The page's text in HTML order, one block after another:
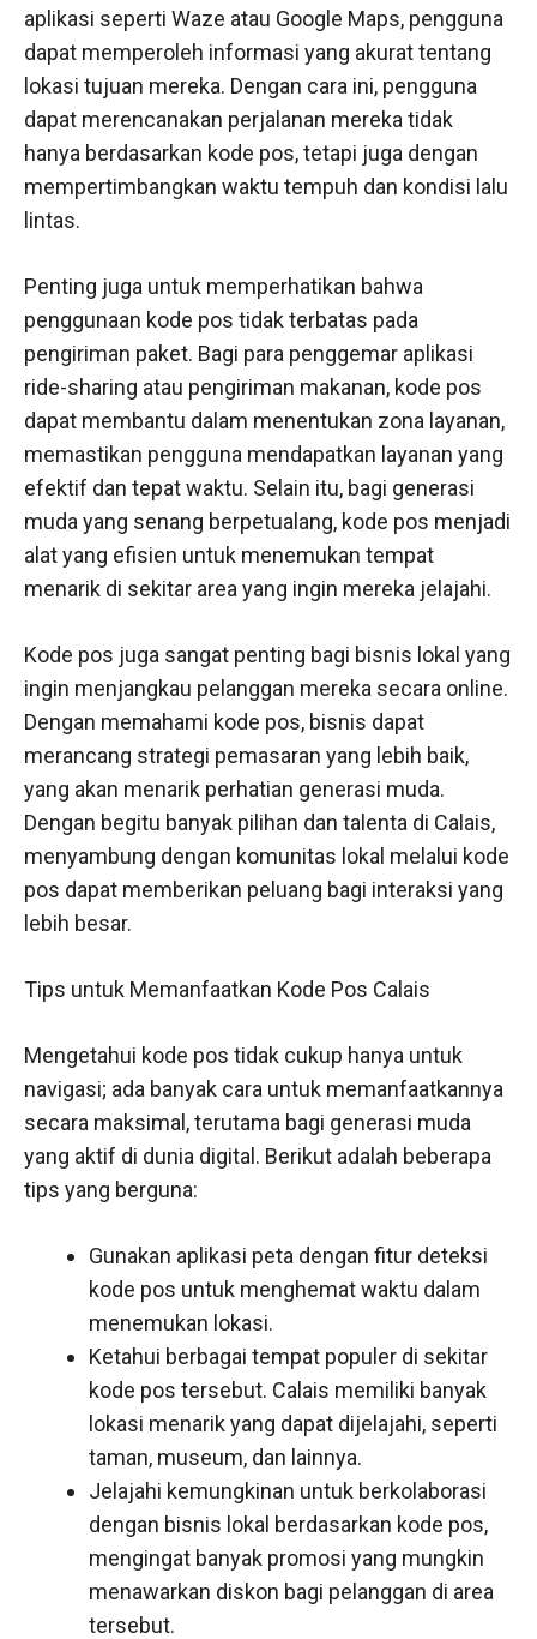
aplikasi seperti Waze atau Google Maps, pengguna
dapat memperoleh informasi yang akurat tentang
lokasi tujuan mereka. Dengan cara ini, pengguna
dapat merencanakan perjalanan mereka tidak
hanya berdasarkan kode pos, tetapi juga dengan
mempertimbangkan waktu tempuh dan kondisi lalu
lintas.
Penting juga untuk memperhatikan bahwa
penggunaan kode pos tidak terbatas pada
pengiriman paket. Bagi para penggemar aplikasi
ride-sharing atau pengiriman makanan, kode pos
dapat membantu dalam menentukan zona layanan,
memastikan pengguna mendapatkan layanan yang
efektif dan tepat waktu. Selain itu, bagi generasi
muda yang senang berpetualang, kode pos menjadi
alat yang efisien untuk menemukan tempat
menarik di sekitar area yang ingin mereka jelajahi.
Kode pos juga sangat penting bagi bisnis lokal yang
ingin menjangkau pelanggan mereka secara online.
Dengan memahami kode pos, bisnis dapat
merancang strategi pemasaran yang lebih baik,
yang akan menarik perhatian generasi muda.
Dengan begitu banyak pilihan dan talenta di Calais,
menyambung dengan komunitas lokal melalui kode
pos dapat memberikan peluang bagi interaksi yang
lebih besar.
Tips untuk Memanfaatkan Kode Pos Calais
Mengetahui kode pos tidak cukup hanya untuk
navigasi; ada banyak cara untuk memanfaatkannya
secara maksimal, terutama bagi generasi muda
yang aktif di dunia digital. Berikut adalah beberapa
tips yang berguna:
Gunakan aplikasi peta dengan fitur deteksi
kode pos untuk menghemat waktu dalam
menemukan lokasi.
Ketahui berbagai tempat populer di sekitar
kode pos tersebut. Calais memiliki banyak
lokasi menarik yang dapat dijelajahi, seperti
taman, museum, dan lainnya.
Jelajahi kemungkinan untuk berkolaborasi
dengan bisnis lokal berdasarkan kode pos,
mengingat banyak promosi yang mungkin
menawarkan diskon bagi pelanggan di area
tersebut.